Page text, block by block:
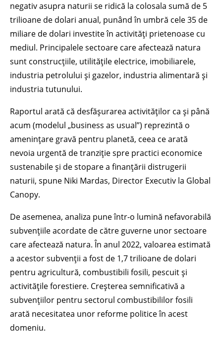
negativ asupra naturii se ridică la colosala sumă de 5
trilioane de dolari anual, punând în umbră cele 35 de
miliare de dolari investite în activități prietenoase cu
mediul. Principalele sectoare care afectează natura
sunt construcțiile, utilitățile electrice, imobiliarele,
industria petrolului și gazelor, industria alimentară și
industria tutunului.
Raportul arată că desfășurarea activităților ca și până
acum (modelul „business as usual”) reprezintă o
amenințare gravă pentru planetă, ceea ce arată
nevoia urgentă de tranziție spre practici economice
sustenabile și de stopare a finanțării distrugerii
naturii, spune Niki Mardas, Director Executiv la Global
Canopy.
De asemenea, analiza pune într-o lumină nefavorabilă
subvențiile acordate de către guverne unor sectoare
care afectează natura. În anul 2022, valoarea estimată
a acestor subvenții a fost de 1,7 trilioane de dolari
pentru agricultură, combustibili fosili, pescuit și
activitățile forestiere. Creșterea semnificativă a
subvențiilor pentru sectorul combustibililor fosili
arată necesitatea unor reforme politice în acest
domeniu.